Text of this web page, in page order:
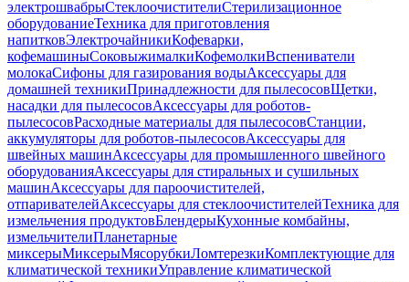
электрошвабрыСтеклоочистителиСтерилизационное
оборудованиеТехника для приготовления
напитковЭлектрочайникиКофеварки,
кофемашиныСоковыжималкиКофемолкиВспениватели
молокаСифоны для газирования водыАксессуары для
домашней техникиПринадлежности для пылесосовЩетки,
насадки для пылесосовАксессуары для роботов-
пылесосовРасходные материалы для пылесосовСтанции,
аккумуляторы для роботов-пылесосовАксессуары для
швейных машинАксессуары для промышленного швейного
оборудованияАксессуары для стиральных и сушильных
машинАксессуары для пароочистителей,
отпаривателейАксессуары для стеклоочистителейТехника для
измельчения продуктовБлендерыКухонные комбайны,
измельчителиПланетарные
миксерыМиксерыМясорубкиЛомтерезкиКомплектующие для
климатической техникиУправление климатической